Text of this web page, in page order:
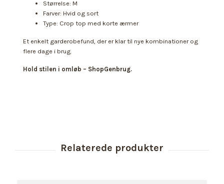
Størrelse: M
Farver: Hvid og sort
Type: Crop top med korte ærmer
Et enkelt garderobefund, der er klar til nye kombinationer og
flere dage i brug.
Hold stilen i omløb – ShopGenbrug.